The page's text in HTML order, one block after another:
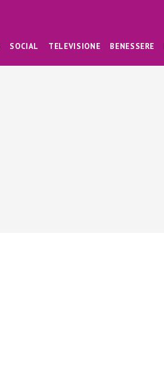
SOCIAL TELEVISIONE BENESSERE